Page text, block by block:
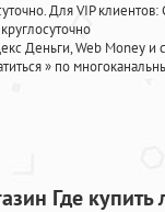
Для VIP
Деньги, Web Money и с
» по
Где купить